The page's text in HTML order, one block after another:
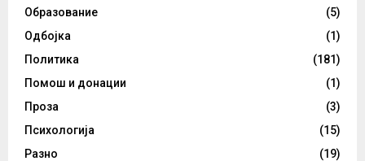
Образование
(5)
Одбојка
(1)
Политика
(181)
Помош и донации
(1)
Проза
(3)
Психологија
(15)
Разно
(19)